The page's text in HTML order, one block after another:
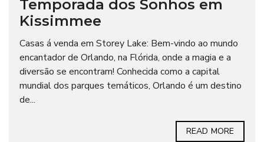
Temporada dos Sonhos em
Kissimmee
Casas á venda em Storey Lake: Bem-vindo ao mundo
encantador de Orlando, na Flórida, onde a magia e a
diversão se encontram! Conhecida como a capital
mundial dos parques temáticos, Orlando é um destino
de...
READ MORE